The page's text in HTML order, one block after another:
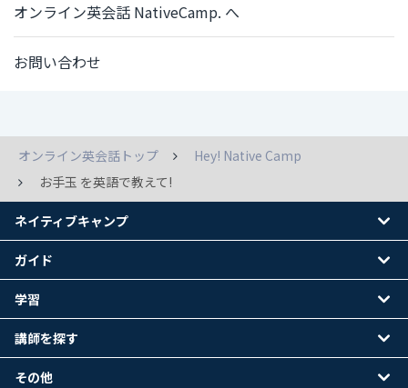
オンライン英会話 NativeCamp. へ
お問い合わせ
オンライン英会話トップ
Hey! Native Camp
お手玉 を英語で教えて!
ネイティブキャンプ
ガイド
学習
講師を探す
その他